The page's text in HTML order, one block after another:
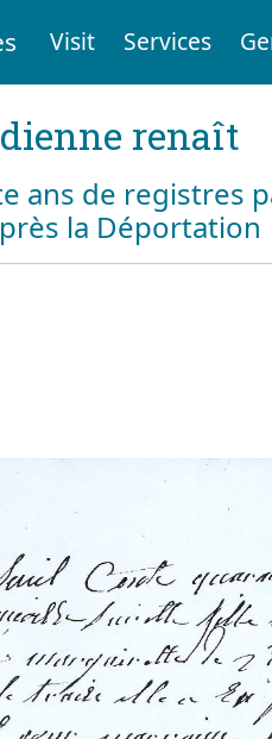
Visit Services
renaît
ans de registres
la Déportation